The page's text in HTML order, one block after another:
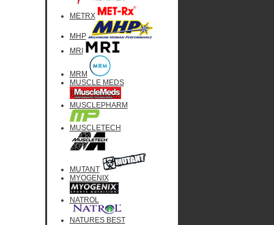
METRX
MHP
MRI
MRM
MUSCLE MEDS
MUSCLEPHARM
MUSCLETECH
MUTANT
MYOGENIX
NATROL
NATURES BEST